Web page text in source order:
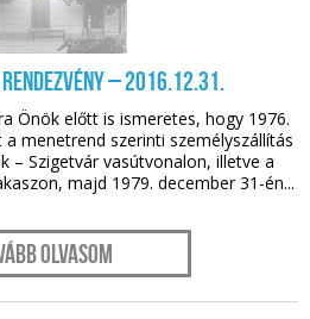
– 2016.12.31.
Önök előtt is ismeretes, hogy 1976.
menetrend szerinti személyszállítás
– Szigetvár vasútvonalon, illetve a
majd 1979. december 31-én...
olvasom